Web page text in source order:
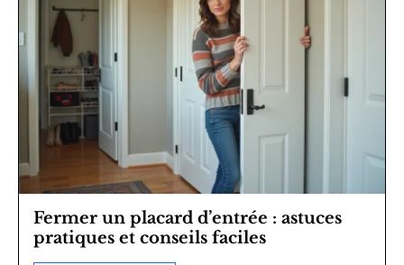
Fermer un placard d’entrée : astuces
pratiques et conseils faciles